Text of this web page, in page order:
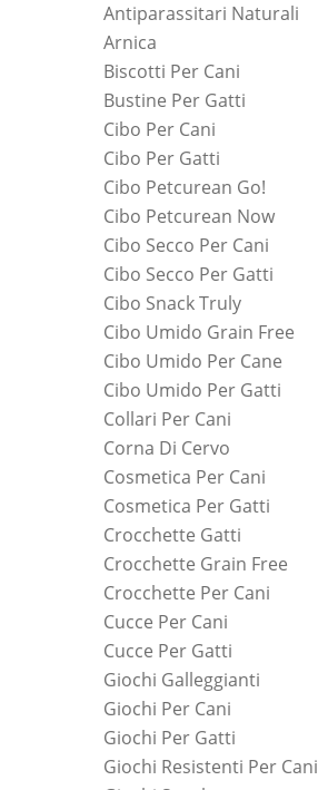
Antiparassitari Naturali
Arnica
Biscotti Per Cani
Bustine Per Gatti
Cibo Per Cani
Cibo Per Gatti
Cibo Petcurean Go!
Cibo Petcurean Now
Cibo Secco Per Cani
Cibo Secco Per Gatti
Cibo Snack Truly
Cibo Umido Grain Free
Cibo Umido Per Cane
Cibo Umido Per Gatti
Collari Per Cani
Corna Di Cervo
Cosmetica Per Cani
Cosmetica Per Gatti
Crocchette Gatti
Crocchette Grain Free
Crocchette Per Cani
Cucce Per Cani
Cucce Per Gatti
Giochi Galleggianti
Giochi Per Cani
Giochi Per Gatti
Giochi Resistenti Per Cani